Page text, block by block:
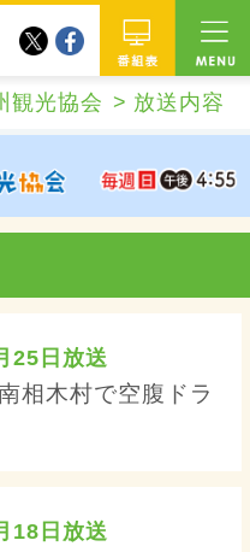
番組
twitterfacebook
観光協会 放送内容
25日放送
相木村で空腹ドラ
18日放送